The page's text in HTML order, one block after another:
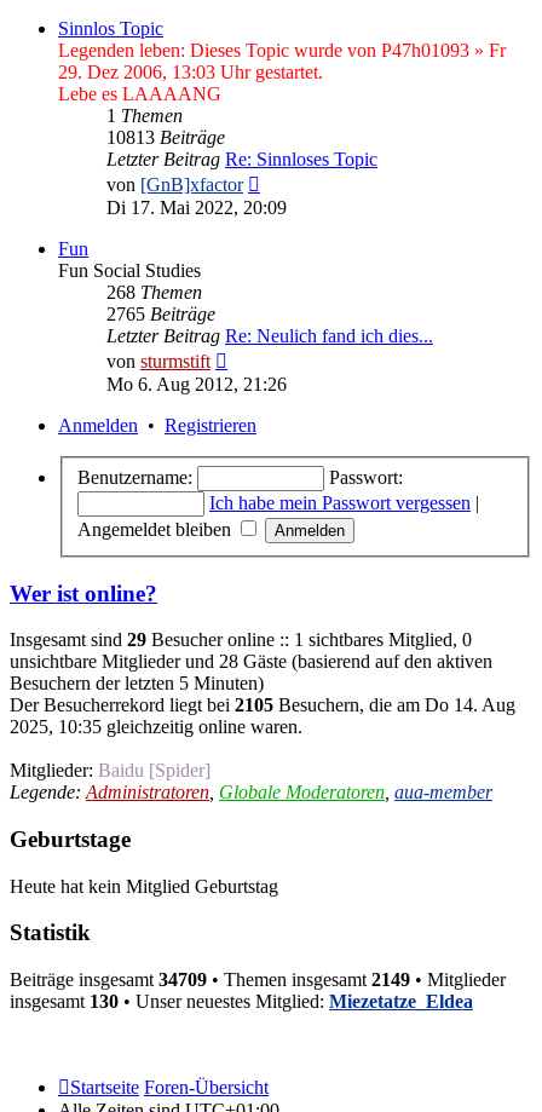
Sinnlos Topic
Legenden leben: Dieses Topic wurde von P47h01093 » Fr
29. Dez 2006, 13:03 Uhr gestartet.
Lebe es LAAAANG
1 Themen
10813 Beiträge
Letzter Beitrag Re: Sinnloses Topic
von [GnB]xfactor
Beitrag
Di 17. Mai 2022, 20:09
Fun
Fun Social Studies
268 Themen
2765 Beiträge
Letzter Beitrag Re: Neulich fand ich dies...
von sturmstift
Beitrag
Mo 6. Aug 2012, 21:26
Anmelden • Registrieren
Benutzername:
Passwort:
Ich habe mein Passwort vergessen |
Angemeldet bleiben
Wer ist online?
Insgesamt sind 29 Besucher online :: 1 sichtbares Mitglied, 0
unsichtbare Mitglieder und 28 Gäste (basierend auf den aktiven
Besuchern der letzten 5 Minuten)
Der Besucherrekord liegt bei 2105 Besuchern, die am Do 14. Aug
2025, 10:35 gleichzeitig online waren.
Mitglieder: Baidu [Spider]
Legende: Administratoren Globale Moderatoren aua-member
Geburtstage
Heute hat kein Mitglied Geburtstag
Statistik
Beiträge insgesamt 34709 • Themen insgesamt 2149 • Mitglieder
insgesamt 130 • Unser neuestes Mitglied: Miezetatze_Eldea
Startseite Foren-Übersicht